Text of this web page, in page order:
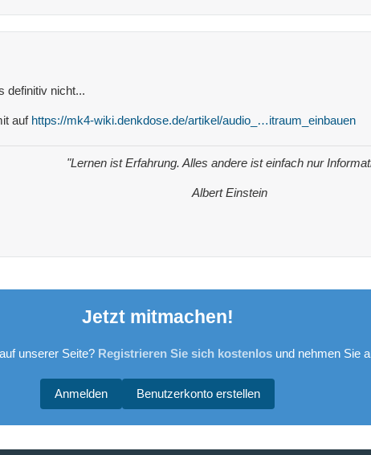
definitiv nicht...
auf https://mk4-wiki.denkdose.de/artikel/audio_…itraum_einbauen
"Lernen ist Erfahrung. Alles andere ist einfach nur
Albert Einstein
Jetzt mitmachen!
unserer Seite? Registrieren Sie sich kostenlosund nehmen Sie
Benutzerkonto erstellen
Anmelden